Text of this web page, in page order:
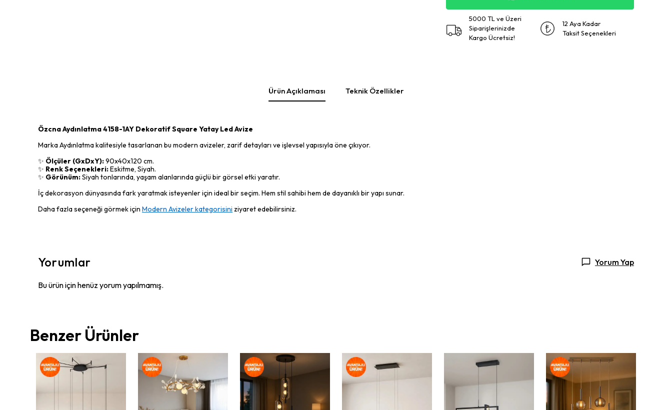
5000 TL ve Üzeri
Siparişlerinizde
Kargo Ücretsiz!
12 Aya Kadar
Taksit Seçenekleri
Ürün Açıklaması Teknik Özellikler
Özcna Aydınlatma 4158-1AY Dekoratif Square Yatay Led Avize
Marka Aydınlatma kalitesiyle tasarlanan bu modern avizeler, zarif detayları ve işlevsel yapısıyla öne çıkıyor.
✨ Ölçüler (GxDxY):90x40x120 cm.
✨ Renk Seçenekleri:Eskitme, Siyah.
✨ Görünüm:Siyah tonlarında, yaşam alanlarında güçlü bir görsel etki yaratır.
İç dekorasyon dünyasında fark yaratmak isteyenler için ideal bir seçim. Hem stil sahibi hem de dayanıklı bir yapı sunar.
Daha fazla seçeneği görmek için Modern Avizeler kategorisini ziyaret edebilirsiniz.
Yorumlar Yorum Yap
Bu ürün için henüz yorum yapılmamış.
Benzer Ürünler